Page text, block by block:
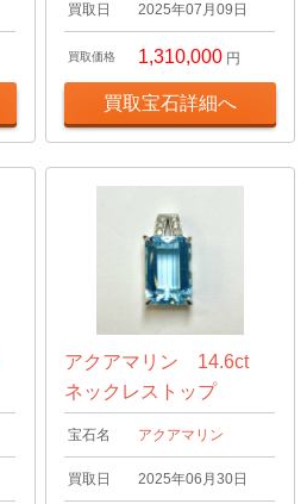
買取日 2025年07月09日
買取価格 1,310,000 円
買取宝石詳細へ
アクアマリン 14.6ct
ネックレストップ
宝石名 アクアマリン
買取日 2025年06月30日